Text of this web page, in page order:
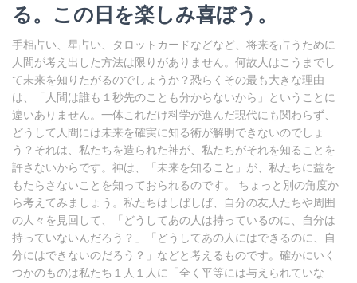
る。この日を楽しみ喜ぼう。
手相占い、星占い、タロットカードなどなど、将来を占うために
人間が考え出した方法は限りがありません。何故人はこうまでし
て未来を知りたがるのでしょうか？恐らくその最も大きな理由
は、「人間は誰も１秒先のことも分からないから」ということに
違いありません。一体これだけ科学が進んだ現代にも関わらず、
どうして人間には未来を確実に知る術が解明できないのでしょ
う？それは、私たちを造られた神が、私たちがそれを知ることを
許さないからです。神は、「未来を知ること」が、私たちに益を
もたらさないことを知っておられるのです。 ちょっと別の角度か
ら考えてみましょう。私たちはしばしば、自分の友人たちや周囲
の人々を見回して、「どうしてあの人は持っているのに、自分は
持っていないんだろう？」「どうしてあの人にはできるのに、自
分にはできないのだろう？」などと考えるものです。確かにいく
つかのものは私たち１人１人に「全く平等には与えられていな